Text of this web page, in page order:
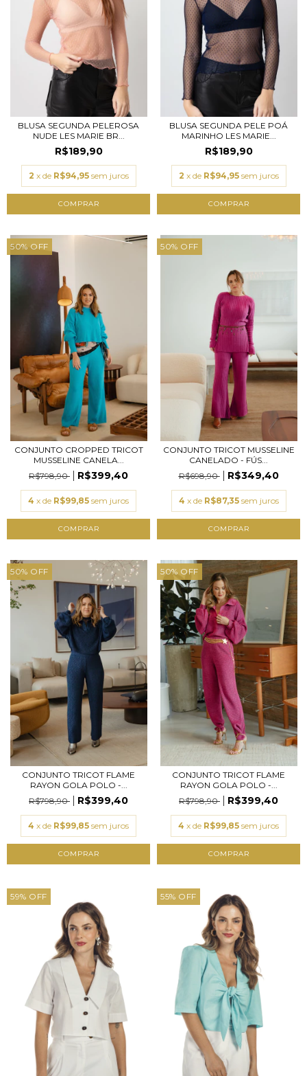
BLUSA SEGUNDA PELEROSA
NUDE LES MARIE BR...
R$189,90
2 x de R$94,95 sem juros
COMPRAR
BLUSA SEGUNDA PELE POÁ
MARINHO LES MARIE...
R$189,90
2 x de R$94,95 sem juros
COMPRAR
50% OFF
CONJUNTO CROPPED TRICOT
MUSSELINE CANELA...
R$798,90
R$399,40
4 x de R$99,85 sem juros
COMPRAR
50% OFF
CONJUNTO TRICOT MUSSELINE
CANELADO - FÚS...
R$698,90
R$349,40
4 x de R$87,35 sem juros
COMPRAR
50% OFF
CONJUNTO TRICOT FLAME
RAYON GOLA POLO -...
R$798,90
R$399,40
4 x de R$99,85 sem juros
COMPRAR
50% OFF
CONJUNTO TRICOT FLAME
RAYON GOLA POLO -...
R$798,90
R$399,40
4 x de R$99,85 sem juros
COMPRAR
59% OFF 55% OFF